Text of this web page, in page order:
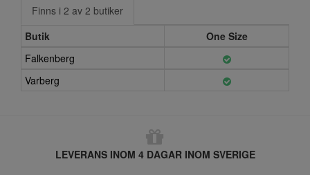
Finns i 2 av 2 butiker
Butik
One Size
Falkenberg
Varberg
LEVERANS INOM 4 DAGAR INOM SVERIGE